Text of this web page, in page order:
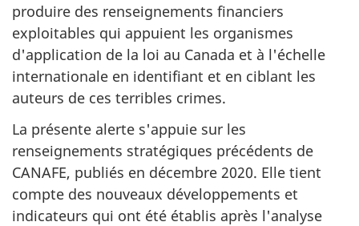
produire des renseignements financiers
exploitables qui appuient les organismes
d'application de la loi au Canada et à l'échelle
internationale en identifiant et en ciblant les
auteurs de ces terribles crimes.
La présente alerte s'appuie sur les
renseignements stratégiques précédents de
CANAFE, publiés en décembre 2020. Elle tient
compte des nouveaux développements et
indicateurs qui ont été établis après l'analyse